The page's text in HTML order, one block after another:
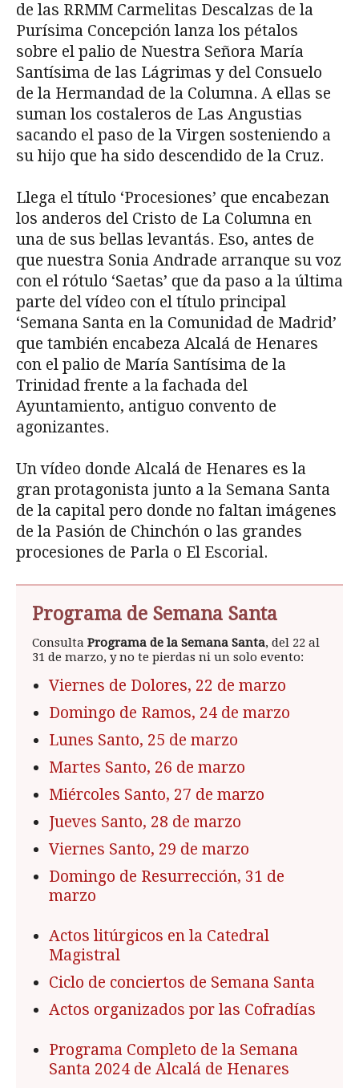
de las RRMM Carmelitas Descalzas de la
Purísima Concepción lanza los pétalos
sobre el palio de Nuestra Señora María
Santísima de las Lágrimas y del Consuelo
de la Hermandad de la Columna. A ellas se
suman los costaleros de Las Angustias
sacando el paso de la Virgen sosteniendo a
su hijo que ha sido descendido de la Cruz.
Llega el título ‘Procesiones’ que encabezan
los anderos del Cristo de La Columna en
una de sus bellas levantás. Eso, antes de
que nuestra Sonia Andrade arranque su voz
con el rótulo ‘Saetas’ que da paso a la última
parte del vídeo con el título principal
‘Semana Santa en la Comunidad de Madrid’
que también encabeza Alcalá de Henares
con el palio de María Santísima de la
Trinidad frente a la fachada del
Ayuntamiento, antiguo convento de
agonizantes.
Un vídeo donde Alcalá de Henares es la
gran protagonista junto a la Semana Santa
de la capital pero donde no faltan imágenes
de la Pasión de Chinchón o las grandes
procesiones de Parla o El Escorial.
Programa de Semana Santa
Consulta Programa de la Semana Santa, del 22 al
31 de marzo, y no te pierdas ni un solo evento:
Viernes de Dolores, 22 de marzo
Domingo de Ramos, 24 de marzo
Lunes Santo, 25 de marzo
Martes Santo, 26 de marzo
Miércoles Santo, 27 de marzo
Jueves Santo, 28 de marzo
Viernes Santo, 29 de marzo
Domingo de Resurrección, 31 de
marzo
Actos litúrgicos en la Catedral
Magistral
Ciclo de conciertos de Semana Santa
Actos organizados por las Cofradías
Programa Completo de la Semana
Santa 2024 de Alcalá de Henares